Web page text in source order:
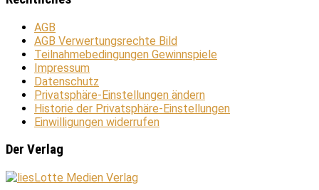
AGB
AGB Verwertungsrechte Bild
Teilnahmebedingungen Gewinnspiele
Impressum
Datenschutz
Privatsphäre-Einstellungen ändern
Historie der Privatsphäre-Einstellungen
Einwilligungen widerrufen
Der Verlag